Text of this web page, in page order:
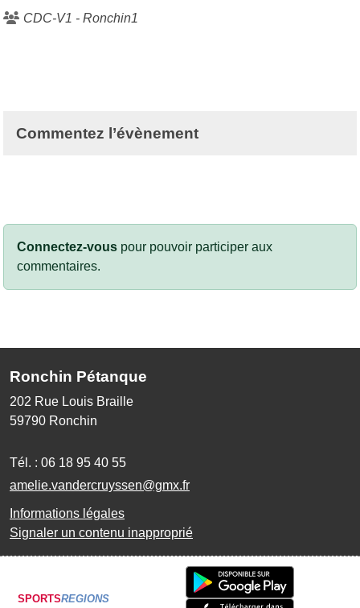
CDC-V1 - Ronchin1
Commentez l’évènement
Connectez-vous pour pouvoir participer aux
commentaires.
Ronchin Pétanque
202 Rue Louis Braille
59790 Ronchin
Tél. : 06 18 95 40 55
amelie.vandercruyssen@gmx.fr
Informations légales
Signaler un contenu inapproprié
SPORTSREGIONS